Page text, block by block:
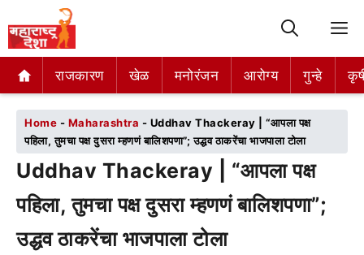
राजकारण खेळ मनोरंजन आरोग्य गुन्हे
राजकारण खेळ मनोरंजन आरोग्य गुन्हे
Home - Maharashtra - Uddhav Thackeray | “आपला पक्ष
पहिला, तुमचा पक्ष दुसरा म्हणणं बालिशपणा”; उद्धव ठाकरेंचा भाजपाला टोला
Uddhav Thackeray | “आपला पक्ष
पहिला, तुमचा पक्ष दुसरा म्हणणं बालिशपणा”;
उद्धव ठाकरेंचा भाजपाला टोला